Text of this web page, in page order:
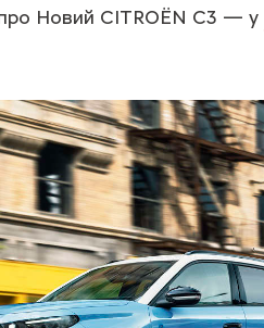
Новий CITROЁN С3 — у